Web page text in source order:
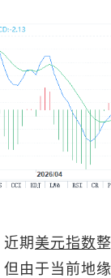
期 美元指数
由于当前地